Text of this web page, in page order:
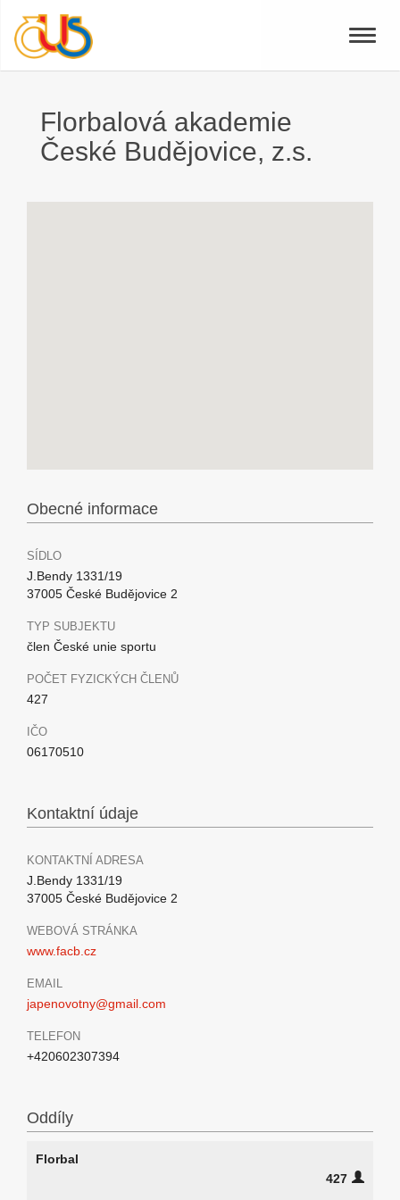
Toggle
Florbalová akademie
České Budějovice, z.s.
Obecné informace
SÍDLO
J.Bendy 1331/19
37005 České Budějovice 2
TYP SUBJEKTU
člen České unie sportu
POČET FYZICKÝCH ČLENŮ
427
IČO
06170510
Kontaktní údaje
KONTAKTNÍ ADRESA
J.Bendy 1331/19
37005 České Budějovice 2
WEBOVÁ STRÁNKA
www.facb.cz
EMAIL
japenovotny@gmail.com
TELEFON
+420602307394
Oddíly
Florbal
427